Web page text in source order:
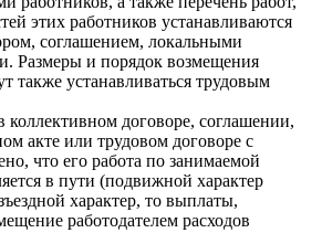
этих работников устанавливаются
соглашением, локальными
Размеры и порядок возмещения
также устанавливаться трудовым
коллективном договоре, соглашении,
акте или трудовом договоре с
что его работа по занимаемой
в пути (подвижной характер
характер, то выплаты,
работодателем расходов